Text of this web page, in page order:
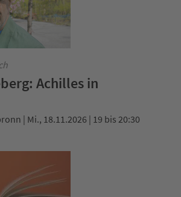
Achilles in
| Mi., 18.11.2026 | 19 bis 20:30